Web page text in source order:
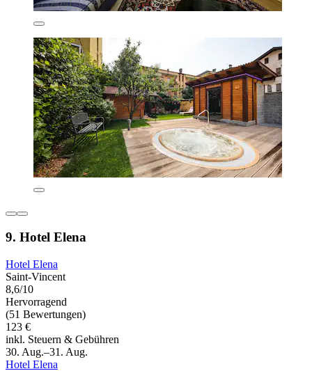
9. Hotel Elena
Hotel Elena
Saint-Vincent
8,6/10
Hervorragend
(51 Bewertungen)
123 €
inkl. Steuern & Gebühren
30. Aug.–31. Aug.
Hotel Elena